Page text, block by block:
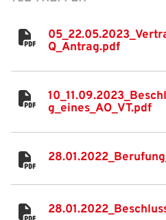
Q_Antrag.pdf
g_eines_AO_VT.pdf
Futsal
#siekickt
Länderspiele